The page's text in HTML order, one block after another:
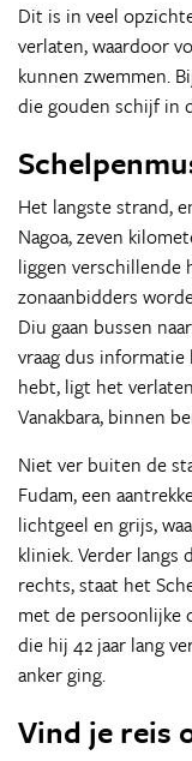
Dit is in veel
verlaten, waardoor
kunnen zwemmen.
die gouden schijf in
Het langste strand,
Nagoa, zeven
liggen verschillende
zonaanbidders
Diu gaan bussen
vraag dus
hebt, ligt het
Vanakbara, binnen
Niet ver buiten de
Fudam, een
lichtgeel en grijs,
kliniek. Verder langs
rechts, staat het
met de persoonlijke
die hij 42 jaar lang
anker ging.
Vind je reis